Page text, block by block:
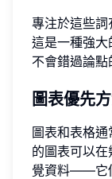
專注於這些詞
這是一種強大
不會錯過論點
圖表優先
圖表和表格
的圖表可以
覺資料——它